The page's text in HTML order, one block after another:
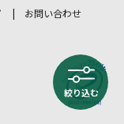
絞り込む
お問い合わせ